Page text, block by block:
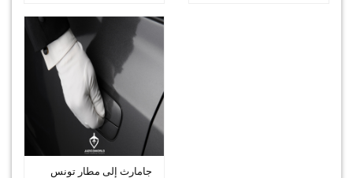
جامارث إلى مطار تونس